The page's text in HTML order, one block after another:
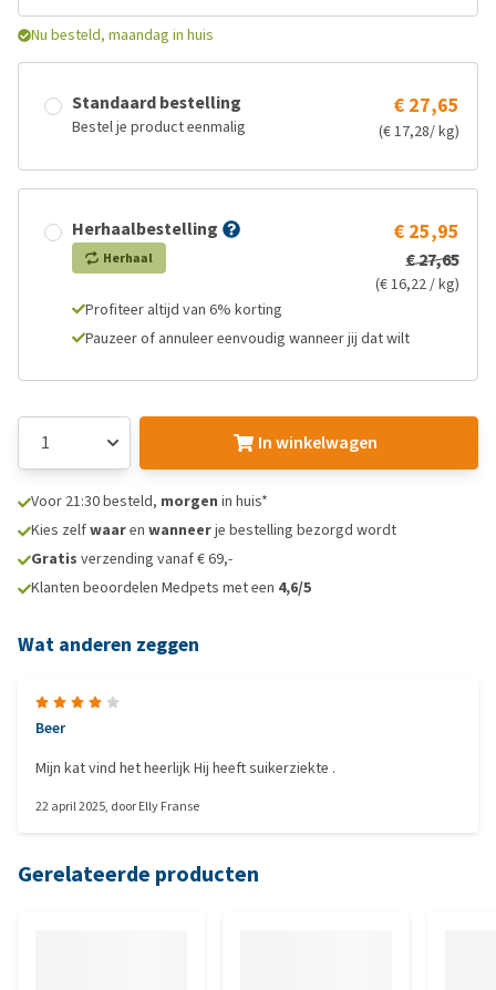
Nu besteld, maandag in huis
Standaard bestelling
Bestel je product eenmalig
€ 27,65
(€ 17,28/ kg)
Herhaalbestelling
Herhaal
€ 25,95
€ 27,65
(€ 16,22 / kg)
Profiteer altijd van 6% korting
Pauzeer of annuleer eenvoudig wanneer jij dat wilt
In winkelwagen
Voor 21:30 besteld, morgen in huis*
Kies zelfwaaren wanneerje bestelling bezorgd wordt
Gratis verzending vanaf € 69,-
Klanten beoordelen Medpets met een 4,6/5
Wat anderen zeggen
Beer
Mijn kat vind het heerlijk Hij heeft suikerziekte .
22 april 2025, doorElly Franse
Gerelateerde producten